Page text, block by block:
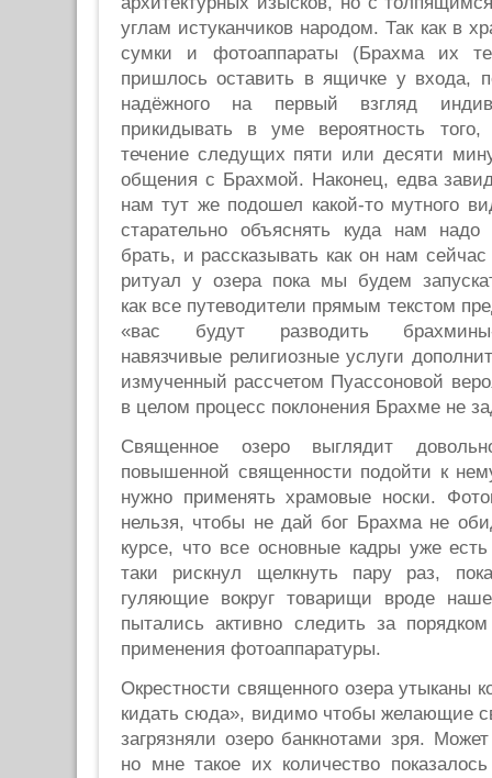
углам истуканчиков народом. Так как в
сумки и фотоаппараты (Брахма их
пришлось оставить в ящичке у входа,
надёжного на первый взгляд
прикидывать в уме вероятность
течение следущих пяти или десяти
общения с Брахмой. Наконец, едва
нам тут же подошел какой-то мутного
старательно объяснять куда нам надо
брать, и рассказывать как он нам
ритуал у озера пока мы будем
как все путеводители прямым текстом
«вас будут разводить
навязчивые религиозные услуги
измученный рассчетом Пуассоновой
в целом процесс поклонения Брахме не
Священное озеро выглядит
повышенной священности подойти к
нужно применять храмовые носки.
нельзя, чтобы не дай бог Брахма не
курсе, что все основные кадры уже
таки рискнул щелкнуть пару раз,
гуляющие вокруг товарищи вроде
пытались активно следить за
применения фотоаппаратуры.
Окрестности священного озера утыканы
кидать сюда», видимо чтобы желающие
загрязняли озеро банкнотами зря.
но мне такое их количество